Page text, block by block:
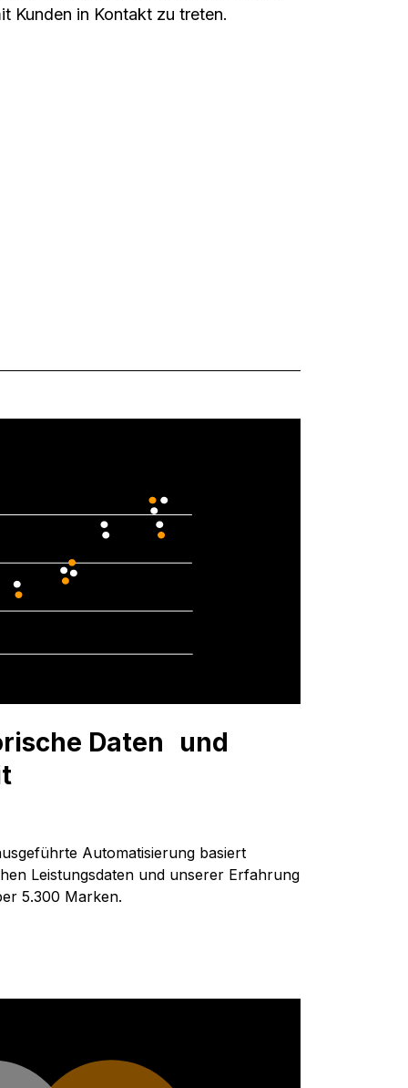
Kunden in Kontakt zu treten.
Daten und
Automatisierung basiert
Leistungsdaten und unserer Erfahrung
5.300 Marken.